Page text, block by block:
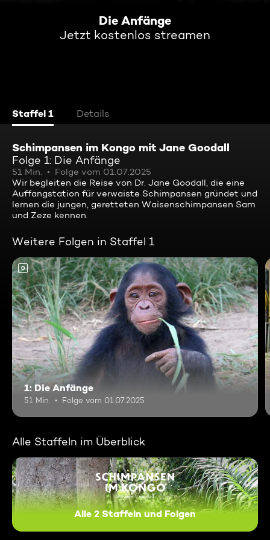
Die Anfänge
Jetzt kostenlos streamen
Staffel 1 Details
Schimpansen im Kongo mit Jane Goodall
Folge 1: Die Anfänge
51 Min.
Folge vom 01.07.2025
Wir begleiten die Reise von Dr. Jane Goodall, die eine
Auffangstation für verwaiste Schimpansen gründet und
lernen die jungen, geretteten Waisenschimpansen Sam
und Zeze kennen.
Weitere Folgen in Staffel 1
0
1: Die Anfänge
51 Min. Folge vom 01.07.2025
Alle Staffeln im Überblick
Schimpansen im Kongo mit
Alle 2 Staffeln und Folgen